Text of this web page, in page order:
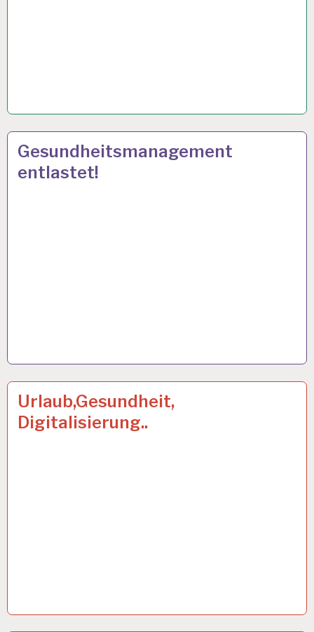
ARBEIT
UND
GESUNDHEIT…
Gesundheitsmanagement
entlastet!
13 SEP. 2019
12-
STUNDEN-
ARBEITSTAG…
Urlaub,Gesundheit,
Digitalisierung..
23 AUG. 2019